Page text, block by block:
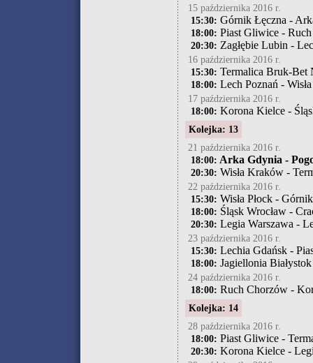
15 października 2016 r.
15:30: Górnik Łęczna -
18:00: Piast Gliwice -
20:30: Zagłębie Lubin -
16 października 2016 r.
15:30: Termalica Bruk-Bet
18:00: Lech Poznań -
17 października 2016 r.
18:00: Korona Kielce -
Kolejka: 13
21 października 2016 r.
18:00: Arka Gdynia -
20:30: Wisła Kraków -
22 października 2016 r.
15:30: Wisła Płock -
18:00: Śląsk Wrocław -
20:30: Legia Warszawa -
23 października 2016 r.
15:30: Lechia Gdańsk -
18:00: Jagiellonia
24 października 2016 r.
18:00: Ruch Chorzów -
Kolejka: 14
28 października 2016 r.
18:00: Piast Gliwice -
20:30: Korona Kielce -